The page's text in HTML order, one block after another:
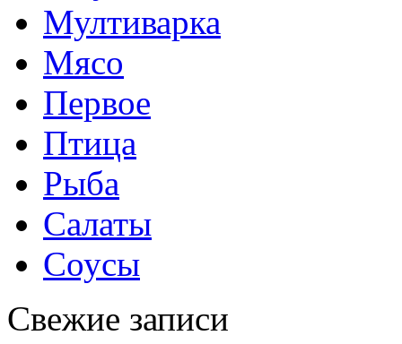
Мултиварка
Мясо
Первое
Птица
Рыба
Салаты
Соусы
Свежие записи